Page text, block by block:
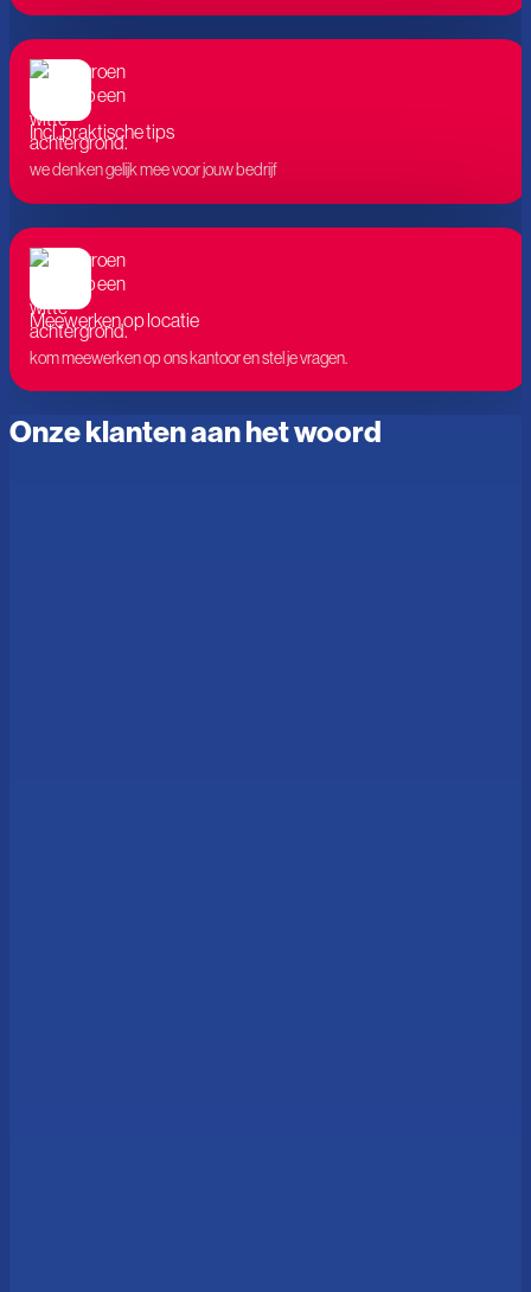
Incl. praktische tips
we denken gelijk mee voor jouw bedrijf
Meewerken op locatie
kom meewerken op ons kantoor en stel je vragen.
Onze klanten aan het woord